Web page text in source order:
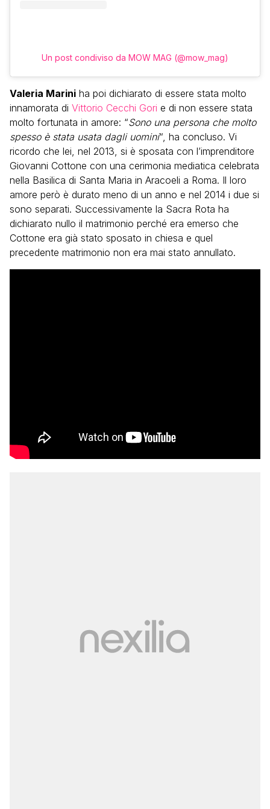
Un post condiviso da MOW MAG (@mow_mag)
Valeria Marini ha poi dichiarato di essere stata molto
innamorata di Vittorio Cecchi Gori e di non essere stata
molto fortunata in amore: “Sono una persona che molto
spesso è stata usata dagli uomini“, ha concluso. Vi
ricordo che lei, nel 2013, si è sposata con l’imprenditore
Giovanni Cottone con una cerimonia mediatica celebrata
nella Basilica di Santa Maria in Aracoeli a Roma. Il loro
amore però è durato meno di un anno e nel 2014 i due si
sono separati. Successivamente la Sacra Rota ha
dichiarato nullo il matrimonio perché era emerso che
Cottone era già stato sposato in chiesa e quel
precedente matrimonio non era mai stato annullato.